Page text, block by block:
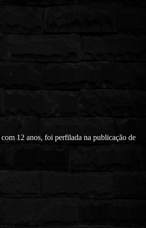
12 anos, foi perfilada na publicação de